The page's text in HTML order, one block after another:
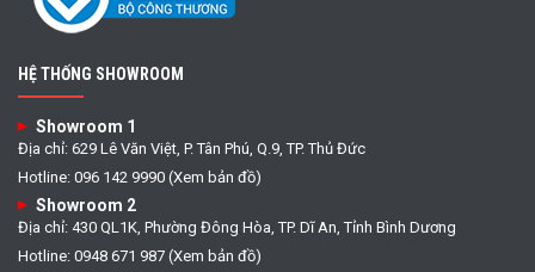
HỆ THỐNG SHOWROOM
Showroom 1
Địa chỉ: 629 Lê Văn Việt, P. Tân Phú, Q.9, TP. Thủ Đức
Hotline: 096 142 9990 (Xem bản đồ)
Showroom 2
Địa chỉ: 430 QL1K, Phường Đông Hòa, TP. Dĩ An, Tỉnh Bình Dương
Hotline: 0948 671 987 (Xem bản đồ)